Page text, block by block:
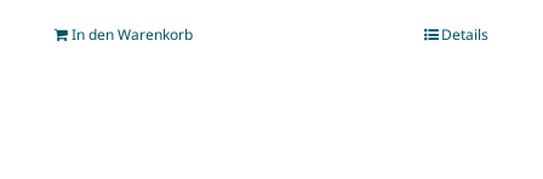
In den Warenkorb Details